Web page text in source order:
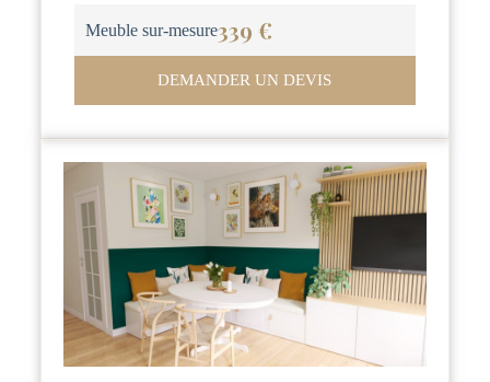
Meuble sur-mesure339 €
DEMANDER UN DEVIS